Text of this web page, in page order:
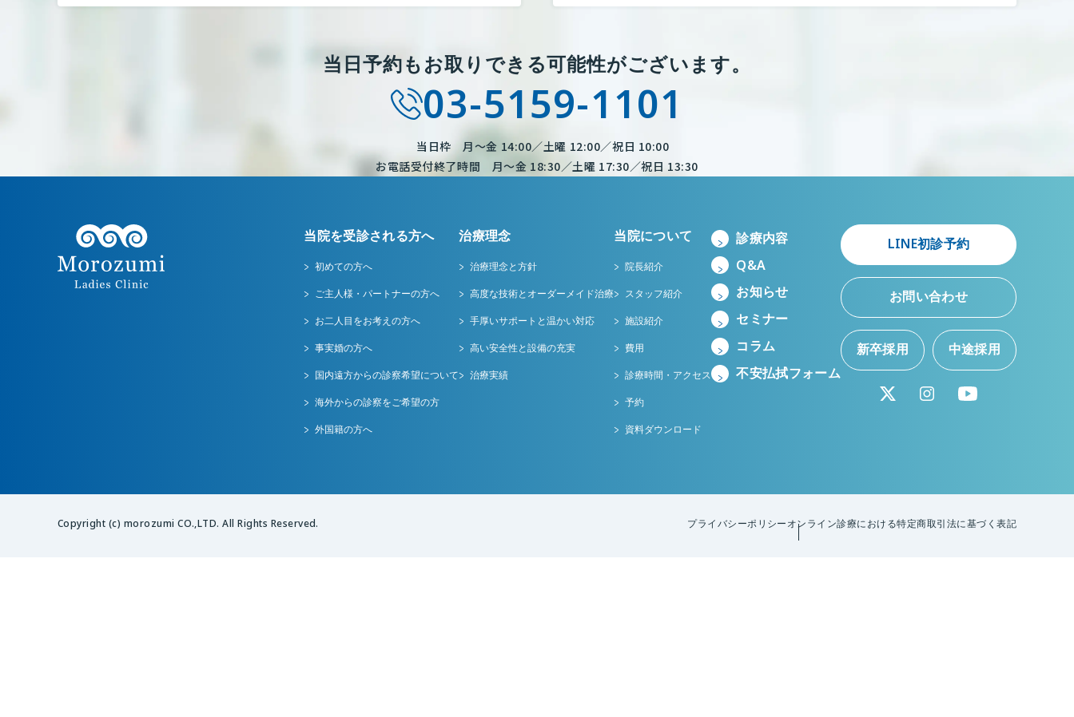
当日予約もお取りできる可能性がございます。
03-5159-1101
当日枠 月～金 14:00／土曜 12:00／祝日 10:00
お電話受付終了時間 月～金 18:30／土曜 17:30／祝日 13:30
当院を受診される方へ
初めての方へ
ご主人様・パートナーの方へ
お二人目をお考えの方へ
事実婚の方へ
国内遠方からの診察希望について
海外からの診察をご希望の方
外国籍の方へ
治療理念
治療理念と方針
高度な技術とオーダーメイド治療
手厚いサポートと温かい対応
高い安全性と設備の充実
治療実績
当院について
院長紹介
スタッフ紹介
施設紹介
費用
診療時間・アクセス
予約
資料ダウンロード
診療内容
Q&A
お知らせ
セミナー
コラム
不安払拭フォーム
LINE初診予約
お問い合わせ
新卒採用 中途採用
Copyright (c) morozumi CO.,LTD. All Rights Reserved. プライバシーポリシーオンライン診療における特定商取引法に基づく表記